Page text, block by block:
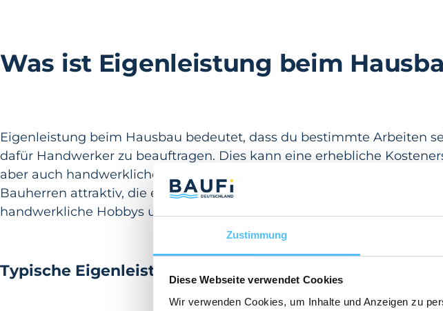
Zustimmung
Diese Webseite verwendet Cookies
Wir verwenden Cookies, um Inhalte und Anzeigen zu
Was ist Eigenleistung beim
Eigenleistung beim Hausbau bedeutet, dass du bestimmte Arbeiten
dafür Handwerker zu beauftragen. Dies kann eine erhebliche
aber auch handwerkliches Geschick, Zeit und eine gute Planung.
Bauherren attraktiv, die entweder beruflich im handwerklichen
handwerkliche Hobbys und Projekte bereits praktische Fähigkeiten
Typische Eigenleistungen